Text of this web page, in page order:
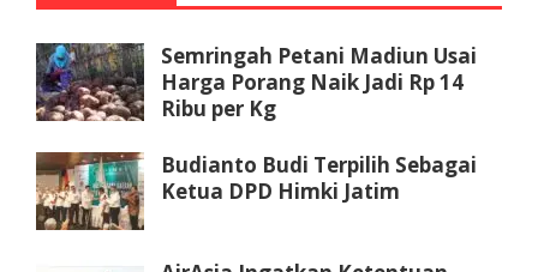
Semringah Petani Madiun Usai
Harga Porang Naik Jadi Rp 14
Ribu per Kg
Budianto Budi Terpilih Sebagai
Ketua DPD Himki Jatim